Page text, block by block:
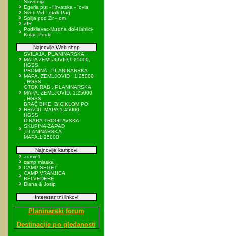
Slovenija
Egeria put - Hrvatska - Iovia
Sveti Vid - otok Pag
Spilja pod Zir - om
ZIR
Podkilavac-Mudna dol-Hahlići-
Kolac-Podki
Najnovije Web shop
SVILAJA, PLANINARSKA
MAPA ZEMLJOVID,1:25000,
HGSS
PROMINA , PLANINARSKA
MAPA, ZEMLJOVID , 1:25000
, HGSS
OTOK RAB , PLANINARSKA
MAPA, ZEMLJOVID, 1:25000
, HGSS
BRAČ BIKE, BICIKLOM PO
BRAČU, MAPA 1:45000,
HGSS
DINARA-TROGLAVSKA
SKUPINA-ZAPAD
,PLANINARSKA
MAPA,1:25000
Najnovije kampovi
admin1
camp mlaska
CAMP SEGET
CAMP VRANJICA
BELVEDERE
Diana & Josip
Interesantni linkovi
Planinarski forum
Destinacije po gledanosti